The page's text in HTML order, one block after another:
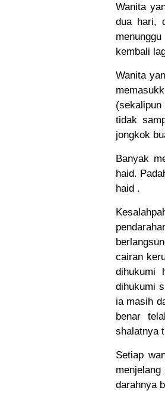
Wanita
dua hari,
kembali
Wanita
tidak
jongkok
Banyak
haid.
haid .
cairan
dihukumi
dihukumi
ia masih
benar
shalatnya
Setiap
darahnya